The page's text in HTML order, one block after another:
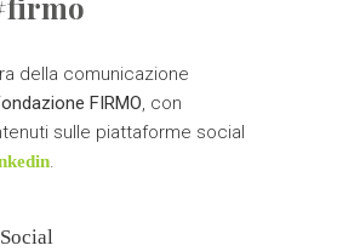
della comunicazione
FIRMO, con
sulle piattaforme social
.
Social